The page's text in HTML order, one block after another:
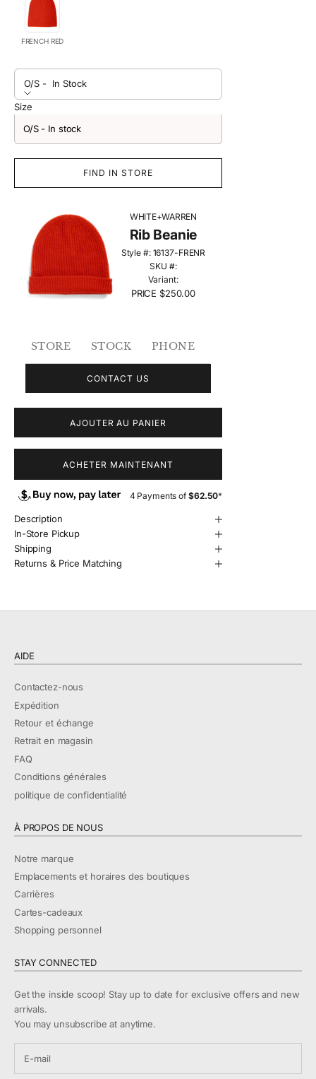
FRENCH RED
O/S - In Stock
Size
O/S - In stock
FIND IN STORE
WHITE+WARREN
Rib Beanie
Style #: 16137-FRENR
SKU #:
Variant:
PRICE $250.00
STORE STOCK PHONE
CONTACT US
AJOUTER AU PANIER
ACHETER MAINTENANT
4 Payments of$62.50*
Description
In-Store Pickup
Shipping
Returns & Price Matching
AIDE
Contactez-nous
Expédition
Retour et échange
Retrait en magasin
FAQ
Conditions générales
politique de confidentialité
À PROPOS DE NOUS
Notre marque
Emplacements et horaires des boutiques
Carrières
Cartes-cadeaux
Shopping personnel
STAY CONNECTED
Get the inside scoop! Stay up to date for exclusive offers and new
arrivals.
You may unsubscribe at anytime.